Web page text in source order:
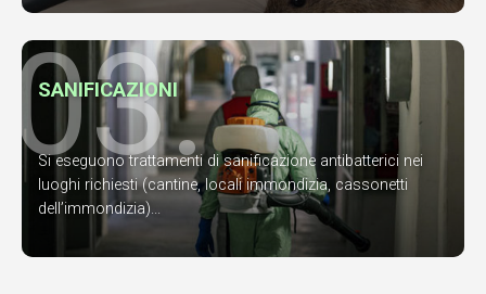
03.
SANIFICAZIONI
Si eseguono trattamenti di sanificazione antibatterici nei
luoghi richiesti (cantine, locali immondizia, cassonetti
dell’immondizia)...